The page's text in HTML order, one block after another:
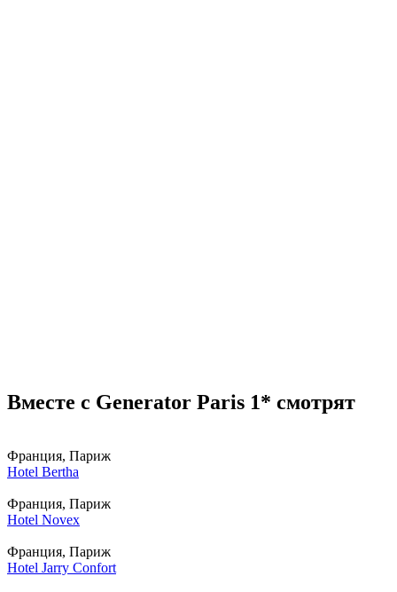
Вместе с Generator Paris 1* смотрят
Франция, Париж
Hotel Bertha
Франция, Париж
Hotel Novex
Франция, Париж
Hotel Jarry Confort